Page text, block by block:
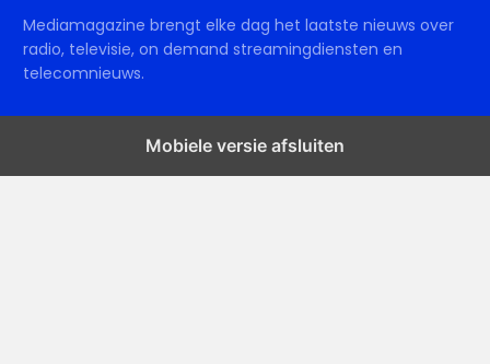
Mediamagazine brengt elke dag het laatste nieuws over
radio, televisie, on demand streamingdiensten en
telecomnieuws.
Mobiele versie afsluiten